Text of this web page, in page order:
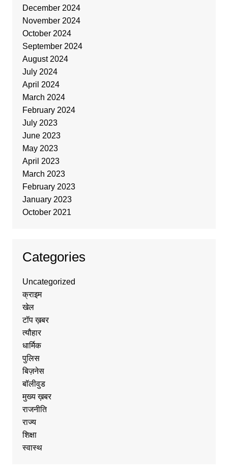
December 2024
November 2024
October 2024
September 2024
August 2024
July 2024
April 2024
March 2024
February 2024
July 2023
June 2023
May 2023
April 2023
March 2023
February 2023
January 2023
October 2021
Categories
Uncategorized
क्राइम
खेल
टॉप ख़बर
त्यौहार
धार्मिक
पुलिस
बिज़नेस
बॉलीवुड
मुख्य ख़बर
राजनीति
राज्य
शिक्षा
स्वास्थ